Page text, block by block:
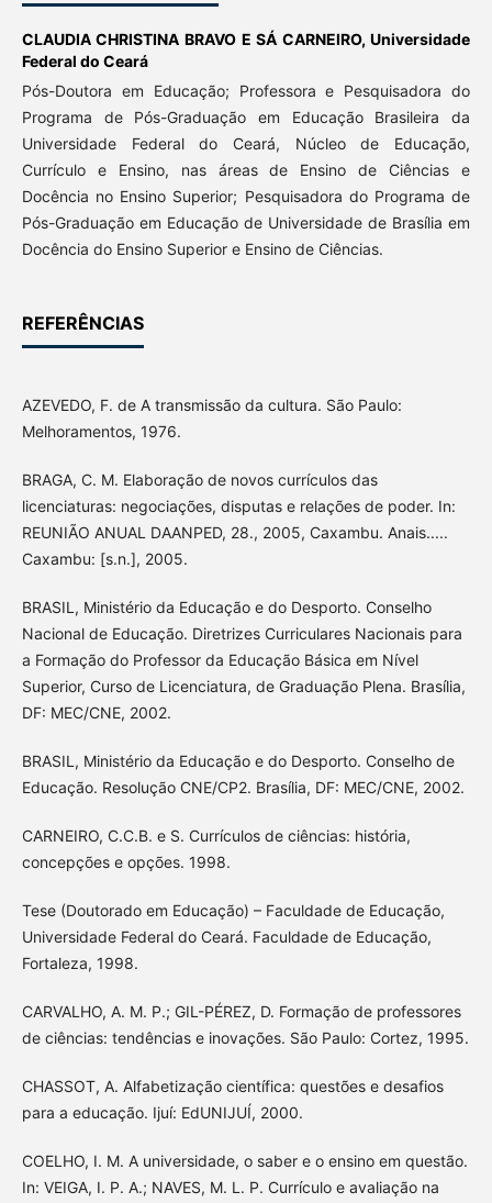
CLAUDIA CHRISTINA BRAVO E SÁ CARNEIRO,Universidade
Federal do Ceará
Pós-Doutora em Educação; Professora e Pesquisadora do
Programa de Pós-Graduação em Educação Brasileira da
Universidade Federal do Ceará, Núcleo de Educação,
Currículo e Ensino, nas áreas de Ensino de Ciências e
Docência no Ensino Superior; Pesquisadora do Programa de
Pós-Graduação em Educação de Universidade de Brasília em
Docência do Ensino Superior e Ensino de Ciências.
REFERÊNCIAS
AZEVEDO, F. de A transmissão da cultura. São Paulo:
Melhoramentos, 1976.
BRAGA, C. M. Elaboração de novos currículos das
licenciaturas: negociações, disputas e relações de poder. In:
REUNIÃO ANUAL DAANPED, 28., 2005, Caxambu. Anais.....
Caxambu: [s.n.], 2005.
BRASIL, Ministério da Educação e do Desporto. Conselho
Nacional de Educação. Diretrizes Curriculares Nacionais para
a Formação do Professor da Educação Básica em Nível
Superior, Curso de Licenciatura, de Graduação Plena. Brasília,
DF: MEC/CNE, 2002.
BRASIL, Ministério da Educação e do Desporto. Conselho de
Educação. Resolução CNE/CP2. Brasília, DF: MEC/CNE, 2002.
CARNEIRO, C.C.B. e S. Currículos de ciências: história,
concepções e opções. 1998.
Tese (Doutorado em Educação) – Faculdade de Educação,
Universidade Federal do Ceará. Faculdade de Educação,
Fortaleza, 1998.
CARVALHO, A. M. P.; GIL-PÉREZ, D. Formação de professores
de ciências: tendências e inovações. São Paulo: Cortez, 1995.
CHASSOT, A. Alfabetização científica: questões e desafios
para a educação. Ijuí: EdUNIJUÍ, 2000.
COELHO, I. M. A universidade, o saber e o ensino em questão.
In: VEIGA, I. P. A.; NAVES, M. L. P. Currículo e avaliação na